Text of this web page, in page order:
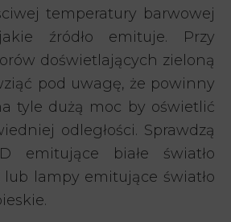
temperatury barwowej
źródło emituje. Przy
doświetlających zieloną
pod uwagę, że powinny
tyle dużą moc by oświetlić
odległości. Sprawdzą
emitujące białe światło
lub lampy emitujące światło